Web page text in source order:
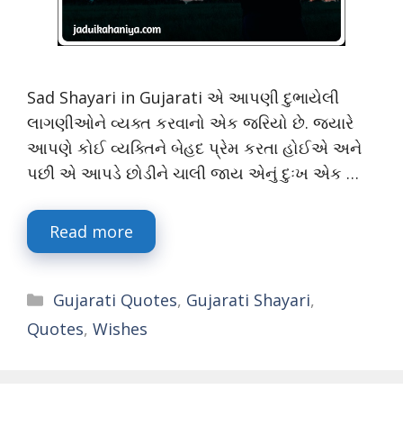
Sad Shayari in Gujarati એ આપણી દુભાયેલી
લાગણીઓને વ્યક્ત કરવાનો એક જરિયો છે. જયારે
આપણે કોઈ વ્યક્તિને બેહદ પ્રેમ કરતા હોઈએ અને
પછી એ આપડે છોડીને ચાલી જાય એનું દુઃખ એક …
Read more
Categories
Gujarati Quotes, Gujarati Shayari,
Quotes, Wishes